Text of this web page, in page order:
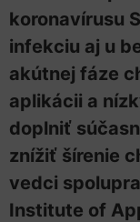
koronavírusu
infekciu aj u
akútnej fáze
aplikácii a
doplniť
znížiť šírenie
vedci
Institute of